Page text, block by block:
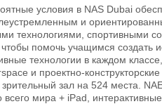
условия в NAS Dubai
и
технологиями, спортивными
чтобы помочь учащимся
технологии в каждом
и проектно-
зал на 524 места.
всего мира + iPad,